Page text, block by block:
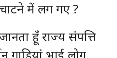
में लग गए ?
हूँ राज्य संपत्ति
गाड़ियां भाई लोग